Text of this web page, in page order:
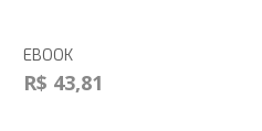
EBOOK
R$ 43,81